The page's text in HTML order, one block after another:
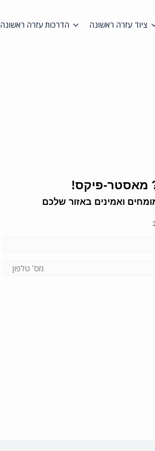
הדרכות עזרה ראשונה ציוד עזרה ראשונה
מאסטר-פיקס!
ואמינים באזור שלכם